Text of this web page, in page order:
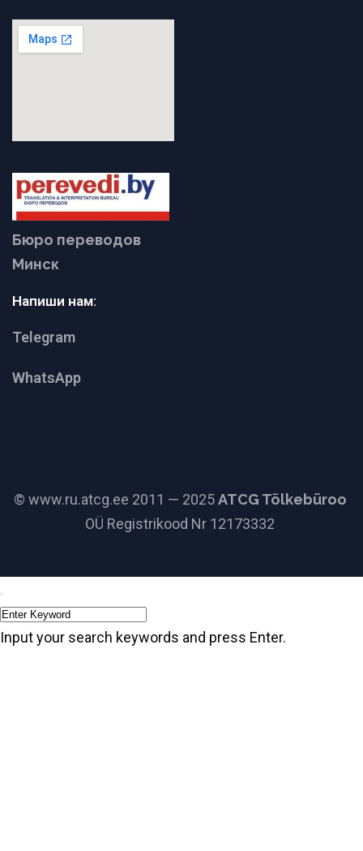
Бюро переводов
Минск
Напиши нам:
Telegram
WhatsApp
© www.ru.atcg.ee 2011 — 2025ATCG Tõlkebüroo
OÜ Registrikood Nr 12173332
Input your search keywords and press Enter.